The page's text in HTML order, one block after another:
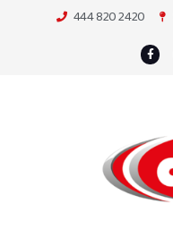
444 820 2420